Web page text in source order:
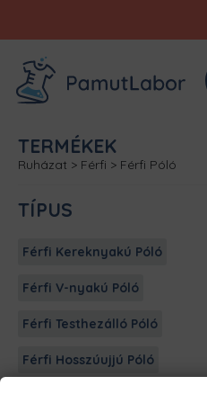
TERMÉKEK
Ruházat > Férfi > Férfi Póló
TÍPUS
Férfi Kereknyakú Póló
Férfi V-nyakú Póló
Férfi Testhezálló Póló
Férfi Hosszúujjú Póló